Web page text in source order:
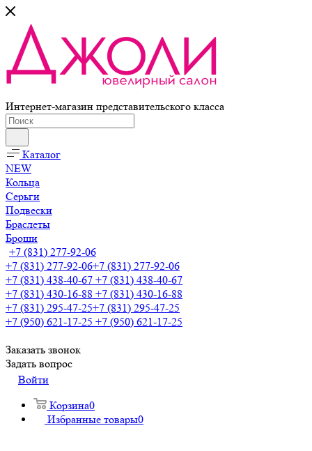
Интернет-магазин представительского класса
Каталог
NEW
Кольца
Серьги
Подвески
Браслеты
Броши
+7 (831) 277-92-06
+7 (831) 277-92-06+7 (831) 277-92-06
+7 (831) 438-40-67 +7 (831) 438-40-67
+7 (831) 430-16-88 +7 (831) 430-16-88
+7 (831) 295-47-25+7 (831) 295-47-25
+7 (950) 621-17-25 +7 (950) 621-17-25
Заказать звонок
Задать вопрос
Войти
Корзина0
Избранные товары0